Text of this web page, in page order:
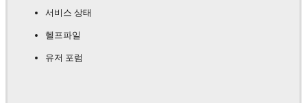
서비스 상태
헬프파일
유저 포럼